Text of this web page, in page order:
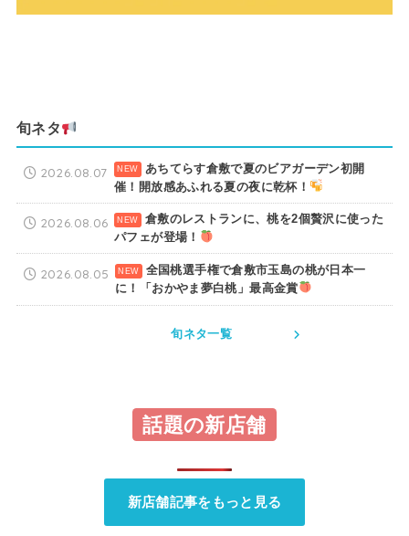
旬ネタ
あちてらす倉敷で夏のビアガーデン初開
催！開放感あふれる夏の夜に乾杯！
2026.08.07
倉敷のレストランに、桃を2個贅沢に使った
パフェが登場！
2026.08.06
全国桃選手権で倉敷市玉島の桃が日本一
に！「おかやま夢白桃」最高金賞
2026.08.05
旬ネタ一覧
話題の新店舗
新店舗記事をもっと見る